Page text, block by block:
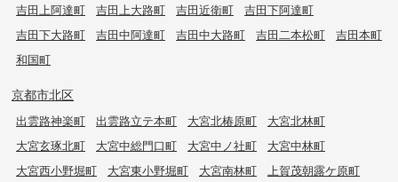
吉田上阿達町
吉田上大路町 吉田近衛町
吉田下阿達町
吉田下大路町
吉田中阿達町 吉田中大路町 吉田二本松町
吉田本町
和国町
京都市北区
出雲路神楽町 出雲路立テ本町 大宮北椿原町
大宮北林町
大宮玄琢北町
大宮中総門口町 大宮中ノ社町
大宮中林町
大宮西小野堀町
大宮東小野堀町 大宮南林町
上賀茂朝露ケ原町